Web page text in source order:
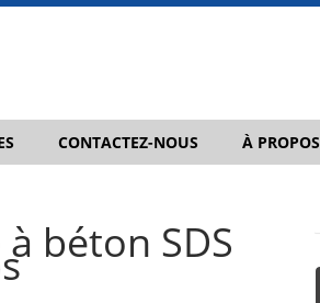
CONTACTEZ-NOUS À PROPOS
béton SDS